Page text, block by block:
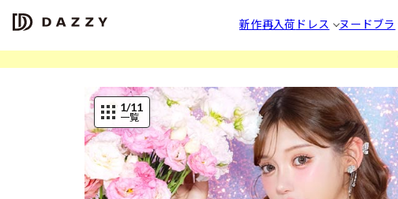
新作再入荷 ドレス ヌードブラ
1/11
一覧